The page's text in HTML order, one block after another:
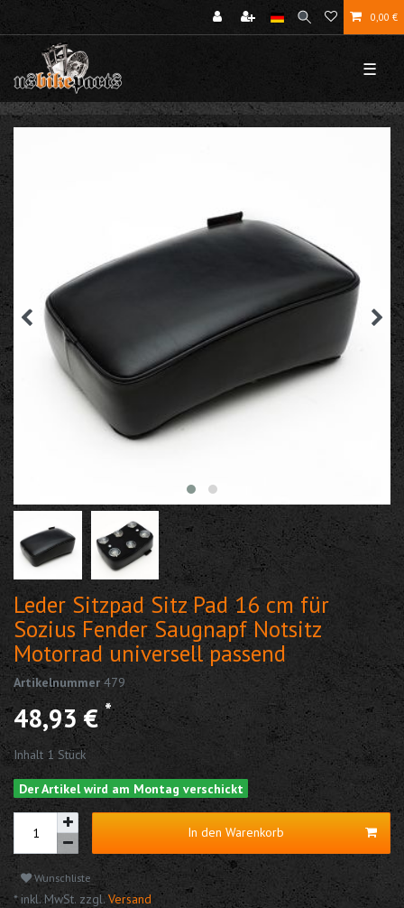
0,00 €
☰
Leder Sitzpad Sitz Pad 16 cm für
Sozius Fender Saugnapf Notsitz
Motorrad universell passend
Artikelnummer479
48,93 €*
Inhalt 1 Stück
Der Artikel wird am Montag verschickt
In den Warenkorb
Wunschliste
* inkl. MwSt. zzgl. Versand